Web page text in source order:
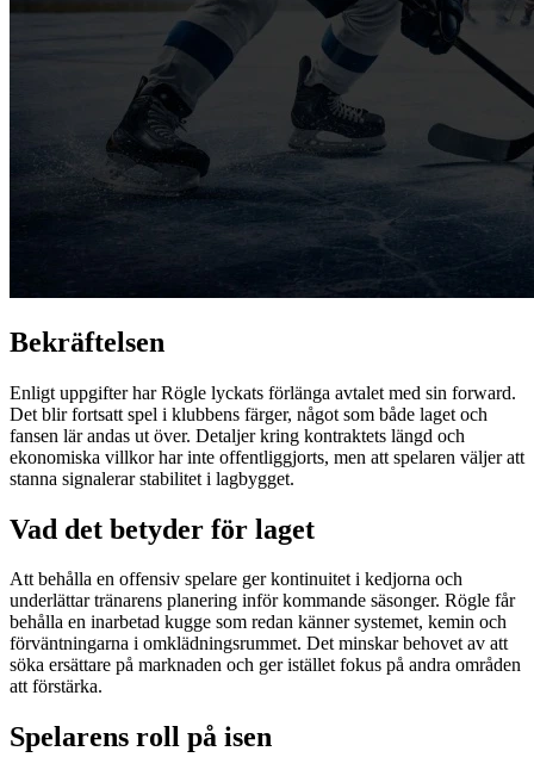
Bekräftelsen
Enligt uppgifter har Rögle lyckats förlänga avtalet med sin forward.
Det blir fortsatt spel i klubbens färger, något som både laget och
fansen lär andas ut över. Detaljer kring kontraktets längd och
ekonomiska villkor har inte offentliggjorts, men att spelaren väljer att
stanna signalerar stabilitet i lagbygget.
Vad det betyder för laget
Att behålla en offensiv spelare ger kontinuitet i kedjorna och
underlättar tränarens planering inför kommande säsonger. Rögle får
behålla en inarbetad kugge som redan känner systemet, kemin och
förväntningarna i omklädningsrummet. Det minskar behovet av att
söka ersättare på marknaden och ger istället fokus på andra områden
att förstärka.
Spelarens roll på isen